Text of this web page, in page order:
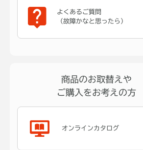
よくあるご質問
（故障かなと思ったら）
商品のお取替えや
ご購入をお考えの方
オンラインカタログ